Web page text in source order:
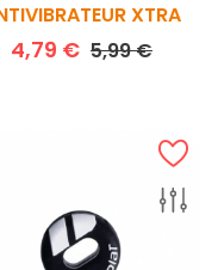
XTRA
4,79 € Prix de base
5,99 €Prix